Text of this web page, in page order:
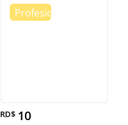
RD$ 10